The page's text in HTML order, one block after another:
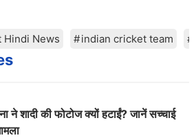
Hindi News indian cricket team
ने शादी की फोटोज क्यों हटाईं? जानें सच्चाई